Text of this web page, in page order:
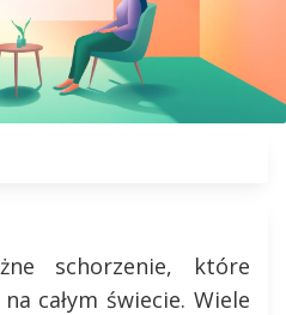
schorzenie, które
całym świecie. Wiele